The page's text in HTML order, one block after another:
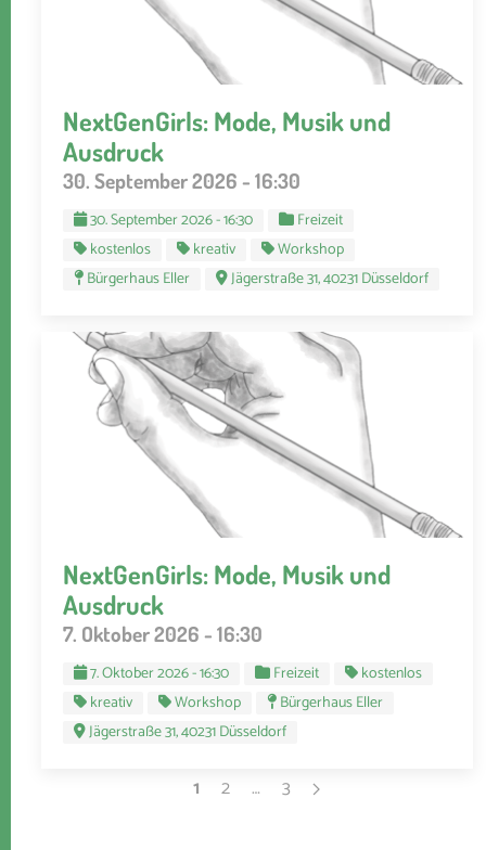
NextGenGirls: Mode, Musik und
Ausdruck
30. September 2026 - 16:30
30. September 2026 - 16:30
Freizeit
kostenlos
kreativ
Workshop
Bürgerhaus Eller
Jägerstraße 31, 40231 Düsseldorf
NextGenGirls: Mode, Musik und
Ausdruck
7. Oktober 2026 - 16:30
7. Oktober 2026 - 16:30 Freizeit
kostenlos
kreativ
Workshop
Bürgerhaus Eller
Jägerstraße 31, 40231 Düsseldorf
1 2 … 3